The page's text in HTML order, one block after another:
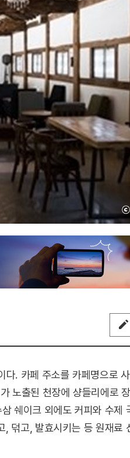
. 카페 주소를 카페명으로
노출된 천장에 샹들리에로
쉐이크 외에도 커피와 수제
덖고, 발효시키는 등 원재료